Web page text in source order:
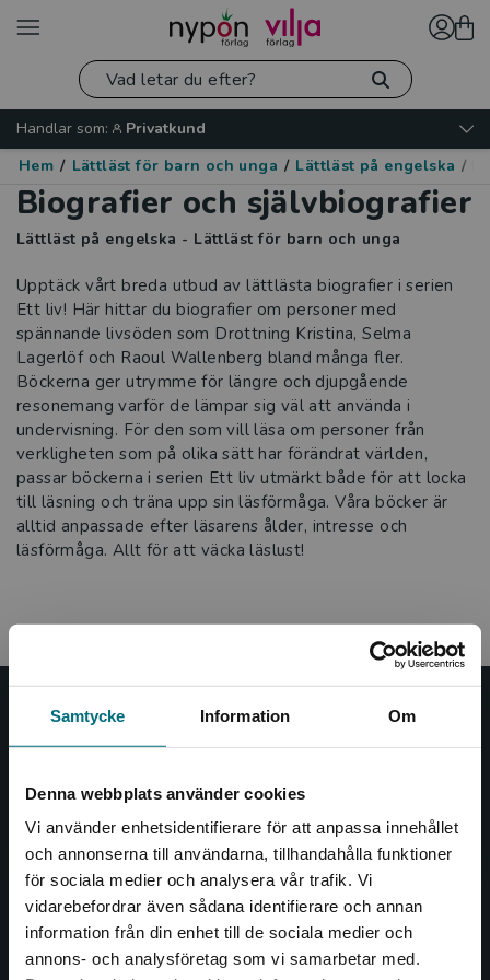
Samtycke Information Om
Denna webbplats använder cookies
Vi använder enhetsidentifierare för att anpassa innehållet
och annonserna till användarna, tillhandahålla funktioner
för sociala medier och analysera vår trafik. Vi
vidarebefordrar även sådana identifierare och annan
information från din enhet till de sociala medier och
annons- och analysföretag som vi samarbetar med.
Begränsad fraktregion
Handlar som:
Privatkund
Hem / Lättläst för barn och unga / Lättläst på engelska /
Biografier och självbiografier
Lättläst på engelska - Lättläst för barn och unga
Upptäck vårt breda utbud av lättlästa biografier i serien
Ett liv! Här hittar du biografier om personer med
spännande livsöden som Drottning Kristina, Selma
Lagerlöf och Raoul Wallenberg bland många fler.
Böckerna ger utrymme för längre och djupgående
resonemang varför de lämpar sig väl att använda i
undervisning. För den som vill läsa om personer från
verkligheten som på olika sätt har förändrat världen,
passar böckerna i serien Ett liv utmärkt både för att locka
till läsning och träna upp sin läsförmåga. Våra böcker är
alltid anpassade efter läsarens ålder, intresse och
läsförmåga. Allt för att väcka läslust!
Nypon och Vilja
och öppnar dörren till nya världar och möjligheter för
såväl barn som vuxna.
Nypon och Vilja förlag är en del av Studentlitteratur.
Kontakta oss
Kontakta oss